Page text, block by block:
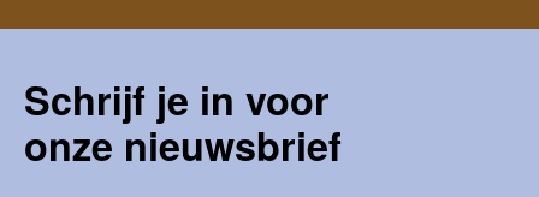
Schrijf je in voor
onze nieuwsbrief